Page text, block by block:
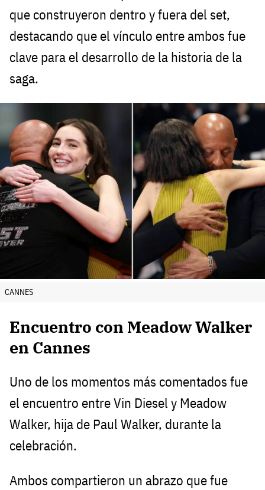
que construyeron dentro y fuera del set,
destacando que el vínculo entre ambos fue
clave para el desarrollo de la historia de la
saga.
CANNES
Encuentro con Meadow Walker
en Cannes
Uno de los momentos más comentados fue
el encuentro entre Vin Diesel y Meadow
Walker, hija de Paul Walker, durante la
celebración.
Ambos compartieron un abrazo que fue